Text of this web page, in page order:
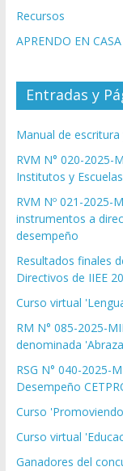
Recursos
APRENDO EN CASA
Entradas y
Manual de
RVM N° 020-2025-
Institutos y
RVM Nº 021-2025-
instrumentos a
desempeño
Resultados finales
Directivos de IIEE
Curso virtual
RM N° 085-2025-
denominada
RSG N° 040-2025-
Desempeño
Curso
Curso virtual
Ganadores del